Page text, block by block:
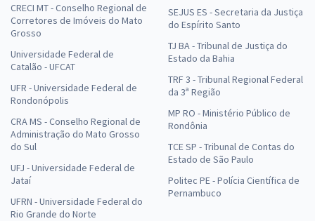
CRECI MT - Conselho Regional de
Corretores de Imóveis do Mato
Grosso
Universidade Federal de
Catalão - UFCAT
UFR - Universidade Federal de
Rondonópolis
CRA MS - Conselho Regional de
Administração do Mato Grosso
do Sul
UFJ - Universidade Federal de
Jataí
UFRN - Universidade Federal do
Rio Grande do Norte
SEJUS ES - Secretaria da Justiça
do Espírito Santo
TJ BA - Tribunal de Justiça do
Estado da Bahia
TRF 3 - Tribunal Regional Federal
da 3ª Região
MP RO - Ministério Público de
Rondônia
TCE SP - Tribunal de Contas do
Estado de São Paulo
Politec PE - Polícia Científica de
Pernambuco